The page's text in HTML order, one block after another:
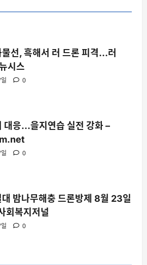
선, 흑해서 러 드론 피격…러
시스
0
대응…을지연습 실전 강화 –
0
밤나무해충 드론방제 8월 23일
회복지저널
0